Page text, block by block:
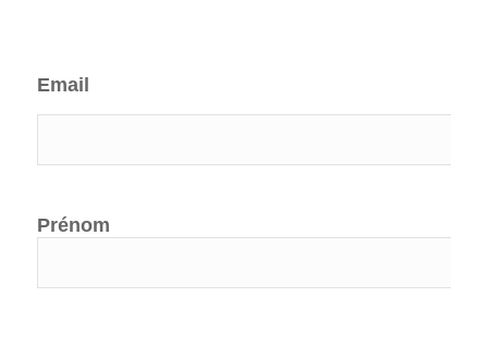
Email
Prénom